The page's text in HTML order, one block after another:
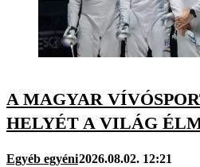
A MAGYAR
HELYÉT A VILÁG
Egyéb egyéni2026.08.02. 12:21